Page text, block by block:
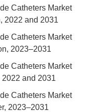
Catheters Market
2022 and 2031
Catheters Market
2023–2031
Catheters Market
and 2031
Catheters Market
2023–2031